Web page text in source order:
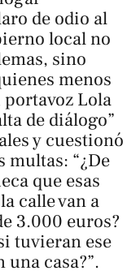
de odio al
local no
sino
menos
portavoz Lola
de diálogo”
y cuestionó
multas: “¿De
que esas
calle van a
3.000 euros?
tuvieran ese
casa?”.